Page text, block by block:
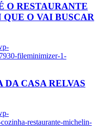
O RESTAURANTE
O VAI BUSCAR
fileminimizer-1-
CASA RELVAS
restaurante-michelin-